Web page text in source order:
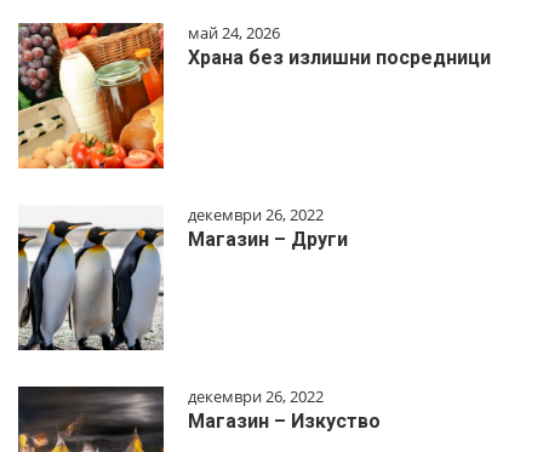
май 24, 2026
Храна без излишни посредници
декември 26, 2022
Магазин – Други
декември 26, 2022
Магазин – Изкуство